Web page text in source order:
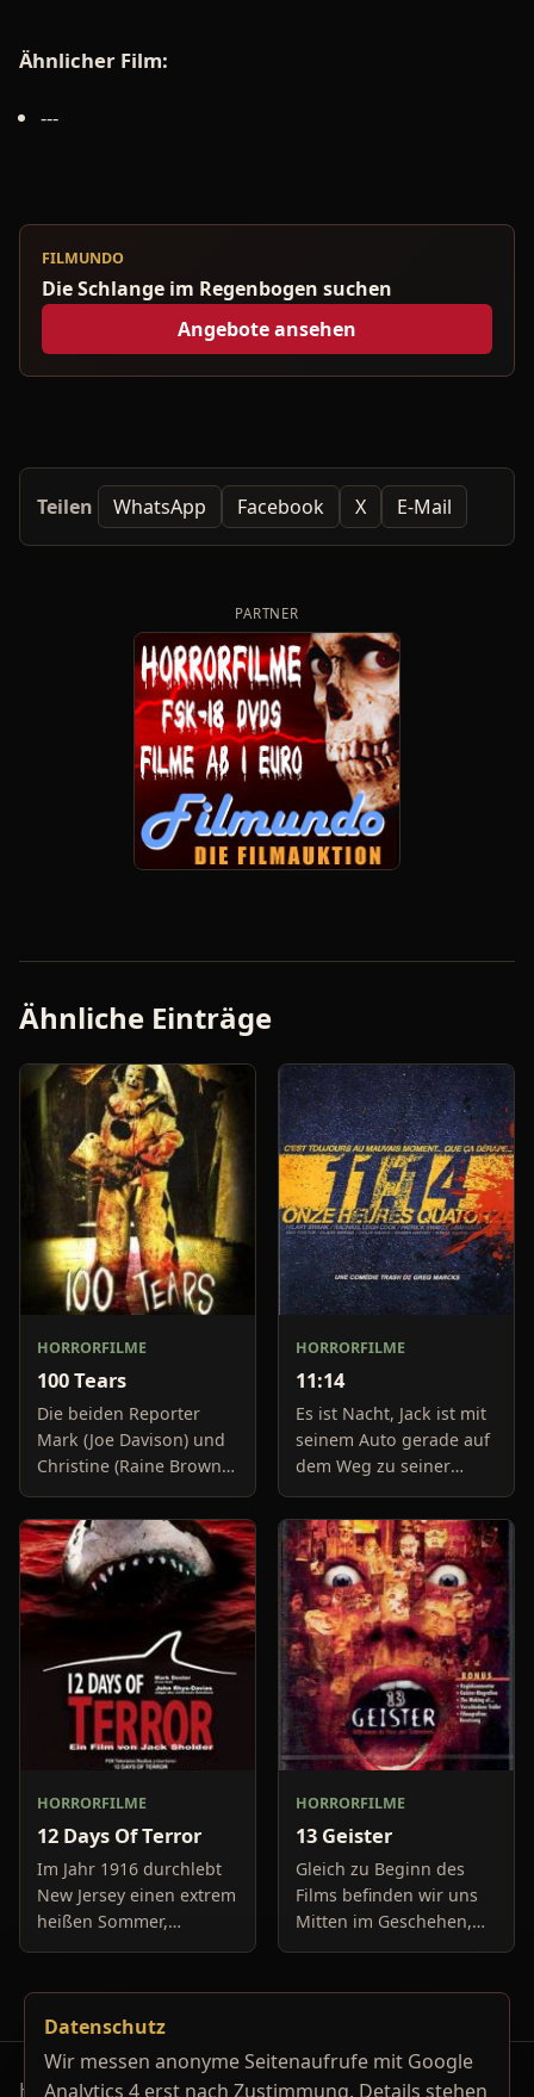
Ähnlicher Film:
---
FILMUNDO
Die Schlange im Regenbogen suchen
Angebote ansehen
Teilen WhatsApp Facebook X E-Mail
PARTNER
Ähnliche Einträge
HORRORFILME
100 Tears
Die beiden Reporter
Mark (Joe Davison) und
Christine (Raine Brown)
haben keine Lust mehr
auf belanglose
Boulevard-Meldungen
und befassen sich
neuerdings mit Se
HORRORFILME
11:14
Es ist Nacht, Jack ist mit
seinem Auto gerade auf
dem Weg zu seiner
Freundin, um diese
abzuholen. Die Uhr im
Auto springt auf 11:14h,
genau in dem Moment
fäll
HORRORFILME
12 Days Of Terror
Im Jahr 1916 durchlebt
New Jersey einen extrem
heißen Sommer,
während in Europa der
Bewohner eines kleinen
Küstenortes leiden sehr
unter der
HORRORFILME
13 Geister
Gleich zu Beginn des
Films befinden wir uns
Mitten im Geschehen,
eine Gruppe von Leuten
Cyrus Kriticus und
Geisteraufspührer Rafk
Horrorfilm-Reviews, Serienkiller-Profile und Genre-
Datenschutz
Wir messen anonyme Seitenaufrufe mit Google
Analytics 4 erst nach Zustimmung. Details stehen